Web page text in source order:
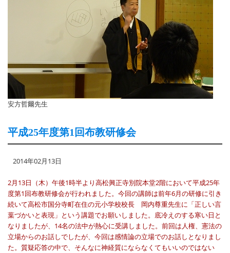
安方哲爾先生
平成25年度第1回布教研修会
2014年02月13日
2月13日（木）午後1時半より高松興正寺別院本堂2階において平成25年
度第1回布教研修会が行われました。今回の講師は前年6月の研修に引き
続いて高松市国分寺町在住の元小学校校長 岡内尊重先生に「正しい言
葉づかいと表現」という講題でお願いしました。底冷えのする寒い日と
なりましたが、14名の法中が熱心に受講しました。前回は人権、憲法の
立場からのお話しでしたが、今回は感情論の立場でのお話しとなりまし
た。質疑応答の中で、そんなに神経質にならなくてもいいのではない